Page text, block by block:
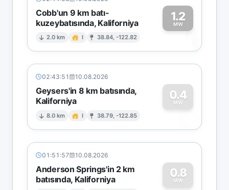
Cobb'un 9 km batı-
kuzeybatısında, Kaliforniya
2.0 km I 38.84, -122.82
1.2
MW1
02:43:51 10.08.2026
Geysers'in 8 km batısında,
Kaliforniya
8.0 km I 38.79, -122.85
0.4
MW
0
01:51:57 10.08.2026
Anderson Springs'in 2 km
batısında, Kaliforniya
0.8
MW